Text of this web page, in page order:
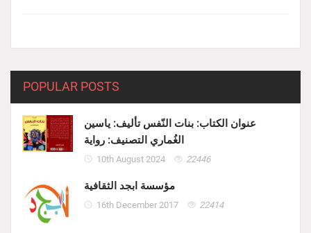
POPULAR POSTS
عنوان الكتاب: بنات النّفس تأليف: ياسين
الغُماري التصنيف: رواية
10th August 2024 22446
مؤسسة ابجد الثقافية
16th December 2017 22414